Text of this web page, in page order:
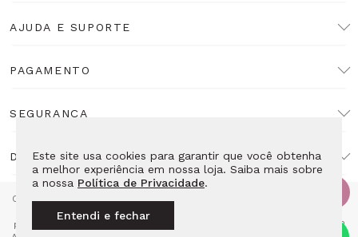
Este site usa cookies para garantir que você obtenha
a melhor experiência em nossa loja. Saiba mais sobre
a nossa Política de Privacidade.
Entendi e fechar
AJUDA E SUPORTE
PAGAMENTO
SEGURANÇA
DESENVOLVIMENTO
Copyright Lulean. Todos os direitos reservados. Proibida reprodução
total ou parcial. Preços e estoque sujeitos a alteração sem aviso
prévio. Razão Social: LL10 Relojoaria Ltda - CNPJ: 14.495.839/0001-52